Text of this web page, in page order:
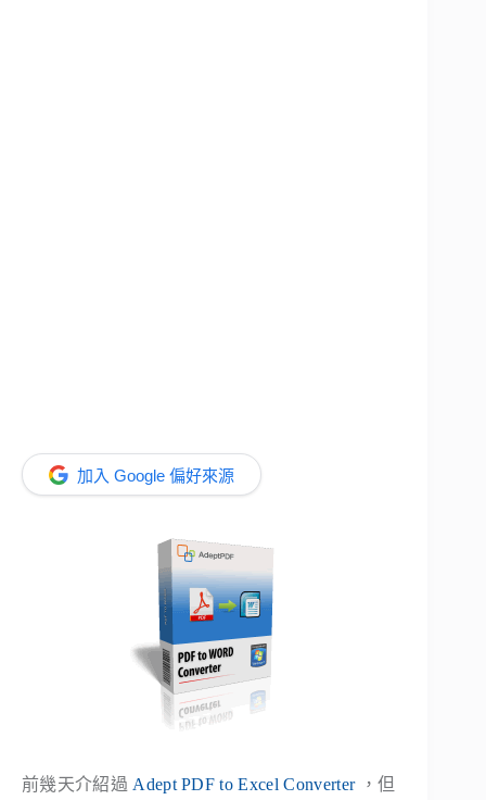
加入 Google 偏好來源
前幾天介紹過 Adept PDF to Excel Converter，但